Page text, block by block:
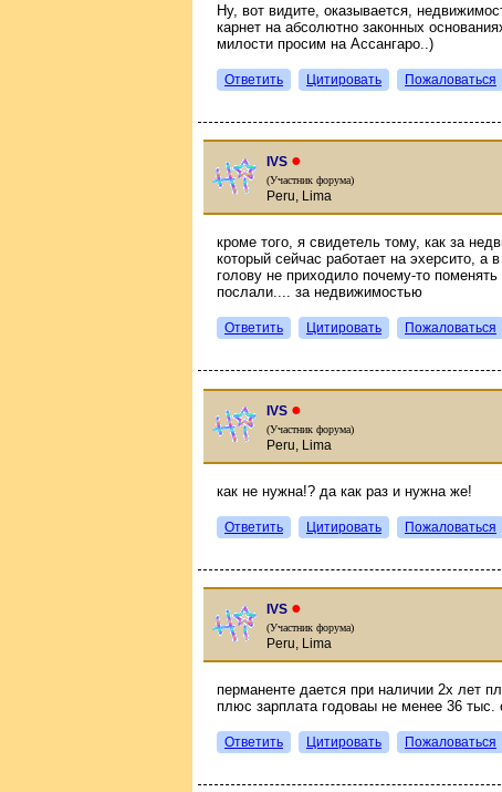
Ну, вот видите, оказывается,
карнет на абсолютно законных
милости просим на Ассангаро..)
Ответить Цитировать Пожаловаться
IVS ●
(Участник форума)
Peru, Lima
кроме того, я свидетель тому, как за
который сейчас работает на эхерсито,
голову не приходило почему-то
послали.... за недвижимостью
Ответить Цитировать Пожаловаться
IVS ●
(Участник форума)
Peru, Lima
как не нужна!? да как раз и нужна же!
Ответить Цитировать Пожаловаться
IVS ●
(Участник форума)
Peru, Lima
перманенте дается при наличии 2х лет
плюс зарплата годоваы не менее 36 тыс.
Ответить Цитировать Пожаловаться